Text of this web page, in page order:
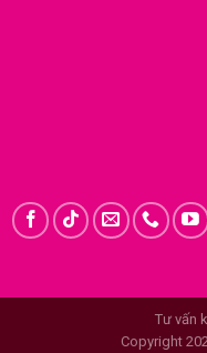
Tư vấn
Copyright